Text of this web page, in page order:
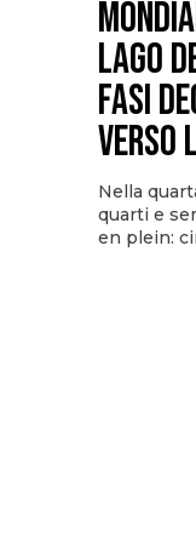
Lago
fasi
verso
Nella
quarti e
en plein: